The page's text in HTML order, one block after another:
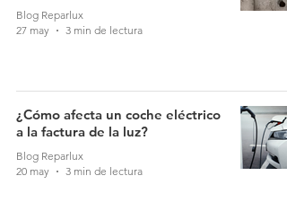
Blog Reparlux
27 may
3 min de lectura
¿Cómo afecta un coche eléctrico
a la factura de la luz?
Blog Reparlux
20 may
3 min de lectura